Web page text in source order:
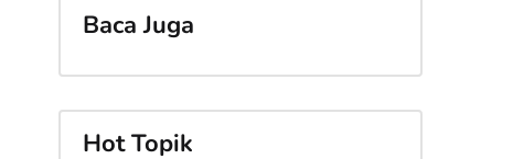
Baca Juga
Hot Topik